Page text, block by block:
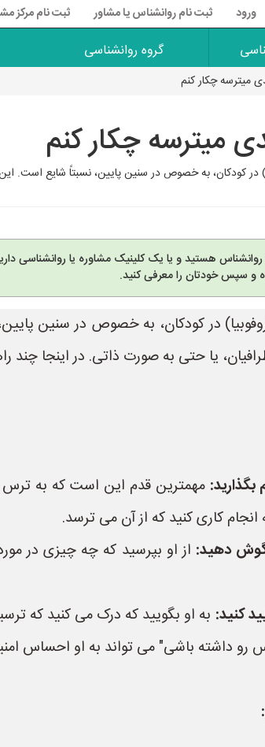
ورود ثبت نام روانشناس یا مشاور ثبت نام مرکز
گروه روانشناسی
میترسه چکار کنم
میترسه چکار کنم
در کودکان، به خصوص در سنین پایین، نسبتاً شایع است.
هستید و یا یک کلینیک مشاوره یا روانشناسی
و سپس خودتان را معرفی کنید.
در کودکان، به خصوص در سنین
یا حتی به صورت ذاتی. در اینجا
مهمترین قدم این است که به ترس
انجام کاری کنید که از آن می ترسد.
دهید: از او بپرسید که چه چیزی در
کنید: به او بگویید که درک می کنید که
رو داشته باشی" می تواند به او احساس